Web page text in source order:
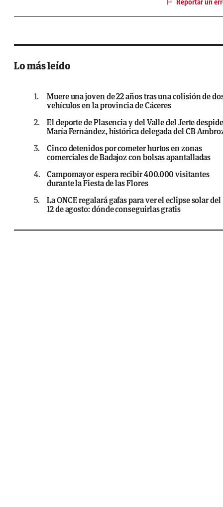
Reportar un
Lo más leído
1.
Muere una joven de 22 años tras una colisión de
vehículos en la provincia de Cáceres
2.
El deporte de Plasencia y del Valle del Jerte
María Fernández, histórica delegada del CB
3.
Cinco detenidos por cometer hurtos en zonas
comerciales de Badajoz con bolsas apantalladas
4.
Campomayor espera recibir 400.000 visitantes
durante la Fiesta de las Flores
5.
La ONCE regalará gafas para ver el eclipse solar del
12 de agosto: dónde conseguirlas gratis